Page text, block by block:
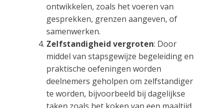
ontwikkelen, zoals het voeren van
gesprekken, grenzen aangeven, of
samenwerken.
Zelfstandigheid vergroten: Door
middel van stapsgewijze begeleiding en
praktische oefeningen worden
deelnemers geholpen om zelfstandiger
te worden, bijvoorbeeld bij dagelijkse